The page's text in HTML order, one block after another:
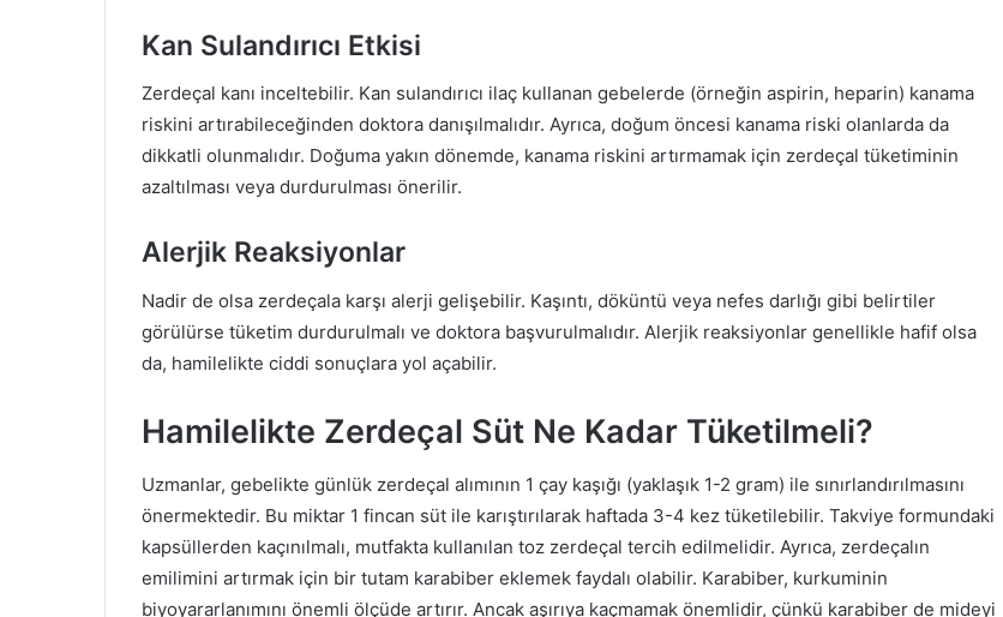
Kan Sulandırıcı Etkisi
Zerdeçal kanı inceltebilir. Kan sulandırıcı ilaç kullanan gebelerde (örneğin aspirin, heparin) kanama
riskini artırabileceğinden doktora danışılmalıdır. Ayrıca, doğum öncesi kanama riski olanlarda da
dikkatli olunmalıdır. Doğuma yakın dönemde, kanama riskini artırmamak için zerdeçal tüketiminin
azaltılması veya durdurulması önerilir.
Alerjik Reaksiyonlar
Nadir de olsa zerdeçala karşı alerji gelişebilir. Kaşıntı, döküntü veya nefes darlığı gibi belirtiler
görülürse tüketim durdurulmalı ve doktora başvurulmalıdır. Alerjik reaksiyonlar genellikle hafif olsa
da, hamilelikte ciddi sonuçlara yol açabilir.
Hamilelikte Zerdeçal Süt Ne Kadar Tüketilmeli?
Uzmanlar, gebelikte günlük zerdeçal alımının 1 çay kaşığı (yaklaşık 1-2 gram) ile sınırlandırılmasını
önermektedir. Bu miktar 1 fincan süt ile karıştırılarak haftada 3-4 kez tüketilebilir. Takviye formundaki
kapsüllerden kaçınılmalı, mutfakta kullanılan toz zerdeçal tercih edilmelidir. Ayrıca, zerdeçalın
emilimini artırmak için bir tutam karabiber eklemek faydalı olabilir. Karabiber, kurkuminin
biyoyararlanımını önemli ölçüde artırır. Ancak aşırıya kaçmamak önemlidir, çünkü karabiber de mideyi